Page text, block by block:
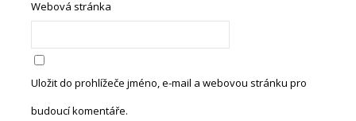
Webová stránka
Uložit do prohlížeče jméno, e-mail a webovou stránku pro
budoucí komentáře.